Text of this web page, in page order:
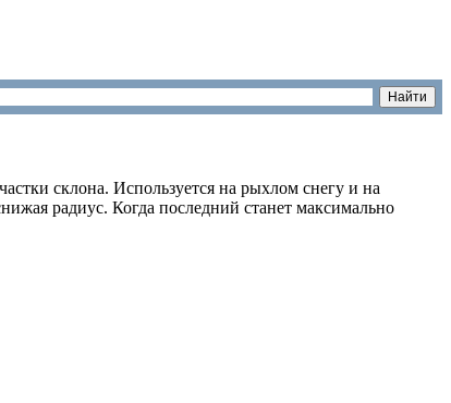
склона. Используется на рыхлом снегу и на
радиус. Когда последний станет максимально